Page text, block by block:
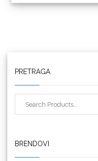
PRETRAGA
BRENDOVI